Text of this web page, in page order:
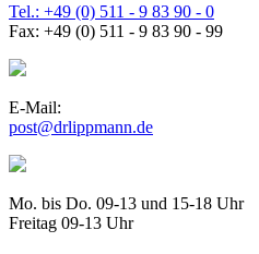
Tel.: +49 (0) 511 - 9 83 90 - 0
Fax: +49 (0) 511 - 9 83 90 - 99
E-Mail:
post@drlippmann.de
Mo. bis Do. 09-13 und 15-18 Uhr
Freitag 09-13 Uhr